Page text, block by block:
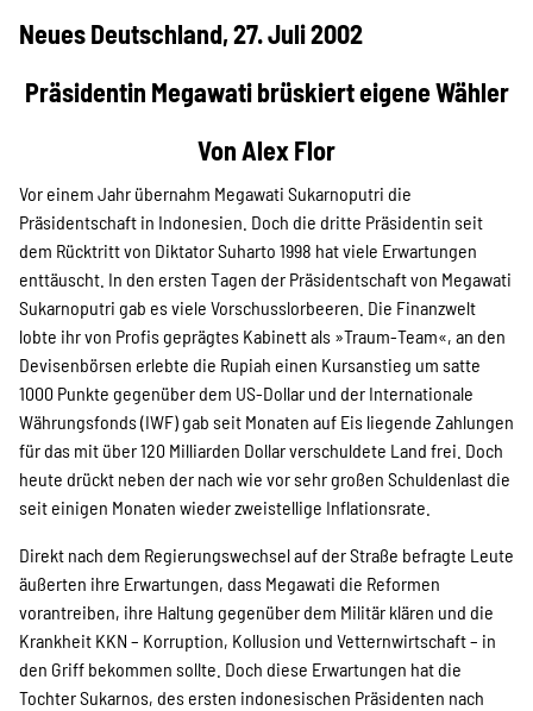
Projekte
Kampagne
Stellenangebote
Werde Mitglied
Newsletter abonnieren
SPENDEN
Über uns
Neues Deutschland, 27. Juli 2002
Präsidentin Megawati brüskiert eigene Wähler
Von Alex Flor
Vor einem Jahr übernahm Megawati Sukarnoputri die
Präsidentschaft in Indonesien. Doch die dritte Präsidentin seit
dem Rücktritt von Diktator Suharto 1998 hat viele Erwartungen
enttäuscht. In den ersten Tagen der Präsidentschaft von Megawati
Sukarnoputri gab es viele Vorschusslorbeeren. Die Finanzwelt
lobte ihr von Profis geprägtes Kabinett als »Traum-Team«, an den
Devisenbörsen erlebte die Rupiah einen Kursanstieg um satte
1000 Punkte gegenüber dem US-Dollar und der Internationale
Währungsfonds (IWF) gab seit Monaten auf Eis liegende Zahlungen
für das mit über 120 Milliarden Dollar verschuldete Land frei. Doch
heute drückt neben der nach wie vor sehr großen Schuldenlast die
seit einigen Monaten wieder zweistellige Inflationsrate.
Direkt nach dem Regierungswechsel auf der Straße befragte Leute
äußerten ihre Erwartungen, dass Megawati die Reformen
vorantreiben, ihre Haltung gegenüber dem Militär klären und die
Krankheit KKN – Korruption, Kollusion und Vetternwirtschaft – in
den Griff bekommen sollte. Doch diese Erwartungen hat die
Tochter Sukarnos, des ersten indonesischen Präsidenten nach